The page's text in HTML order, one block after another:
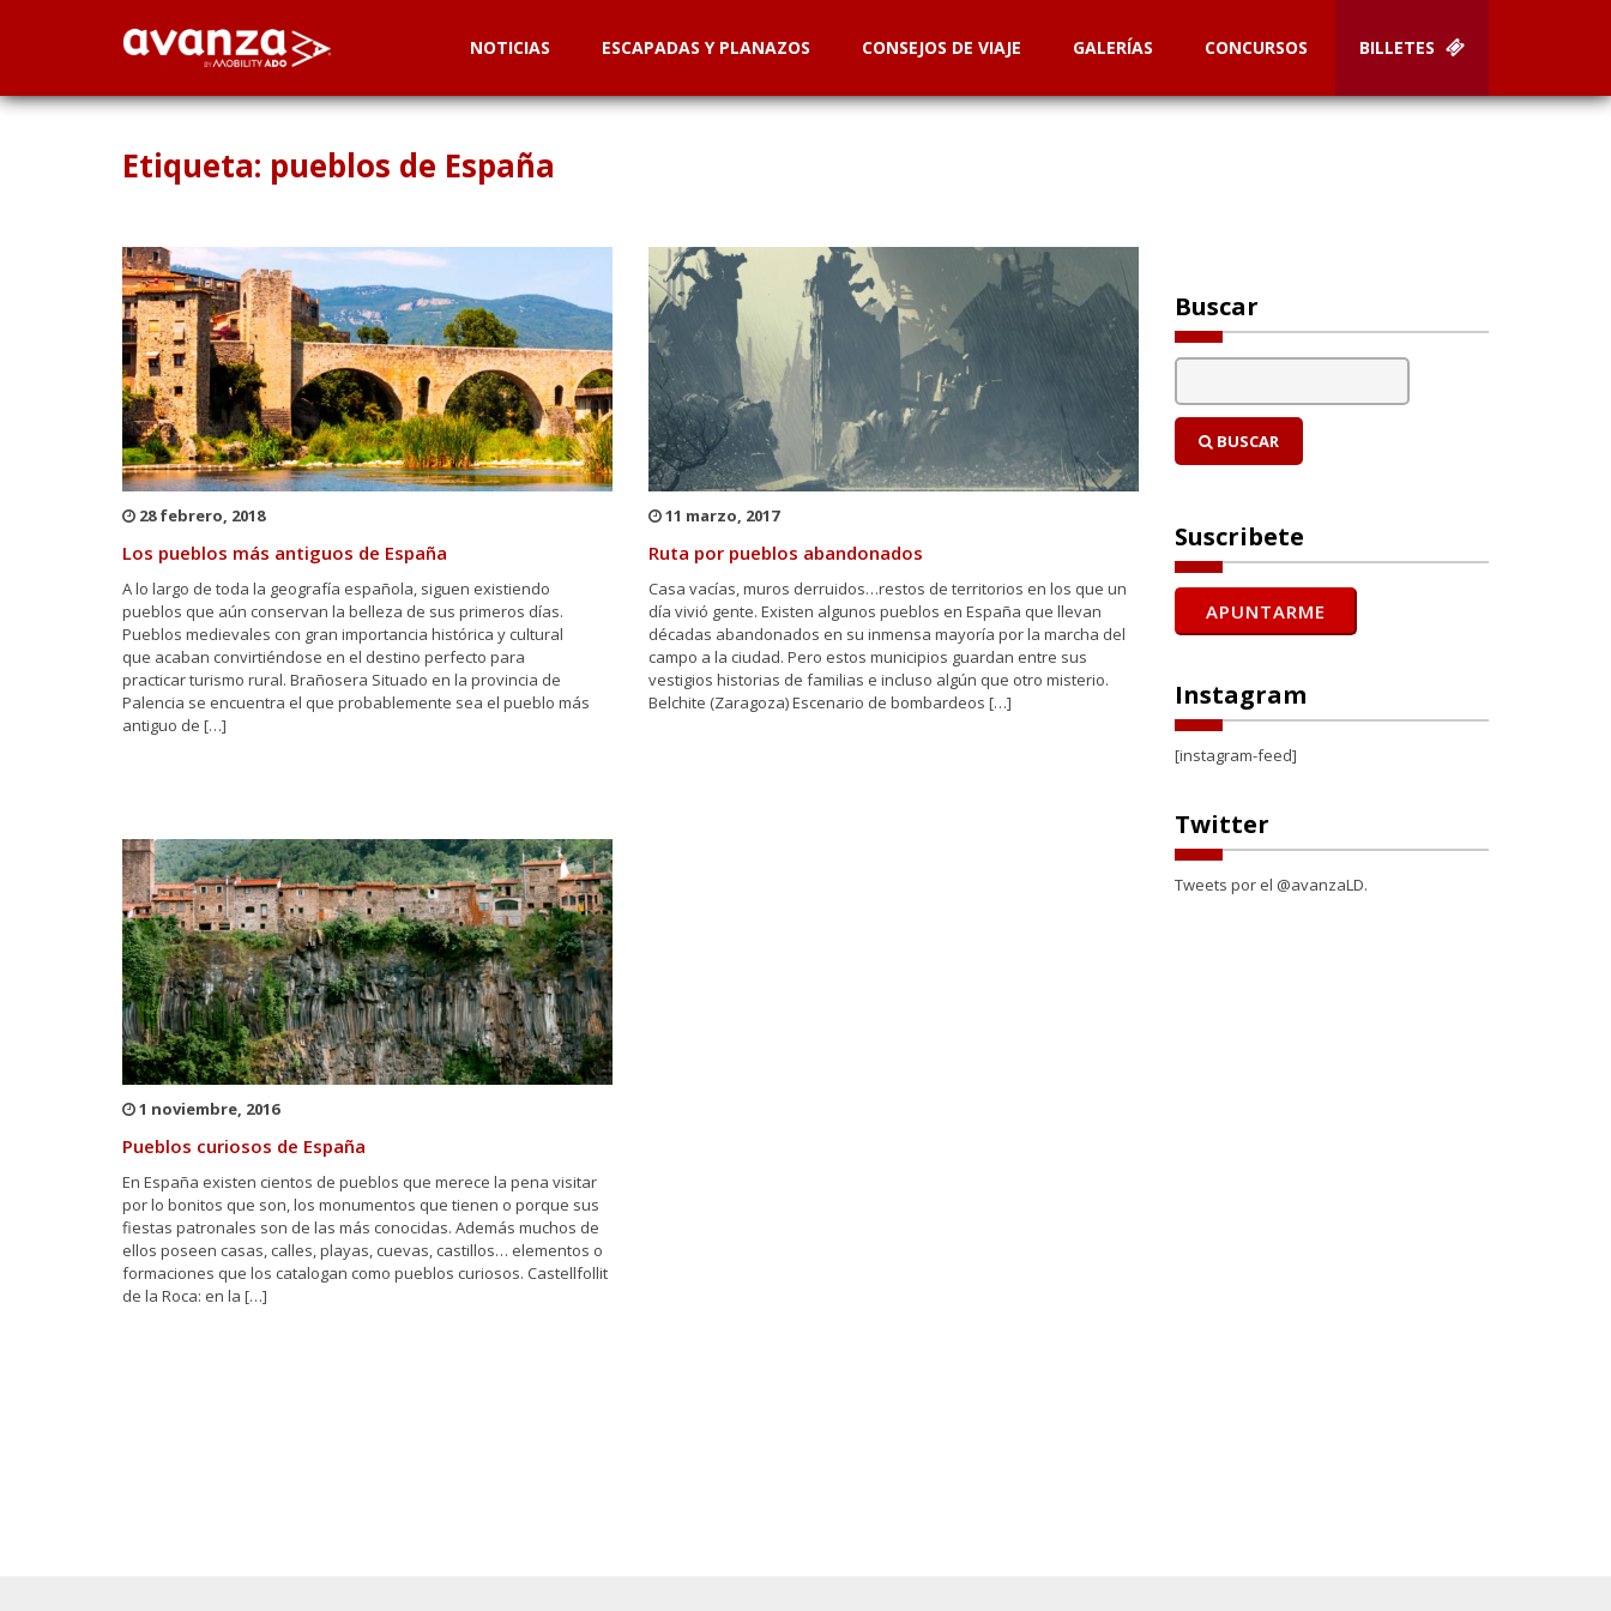
NOTICIAS ESCAPADAS Y PLANAZOS CONSEJOS DE VIAJE GALERÍAS CONCURSOS BILLETES
Etiqueta: pueblos de España
28 febrero, 2018
Los pueblos más antiguos de España
A lo largo de toda la geografía española, siguen existiendo
pueblos que aún conservan la belleza de sus primeros días.
Pueblos medievales con gran importancia histórica y cultural
que acaban convirtiéndose en el destino perfecto para
practicar turismo rural. Brañosera Situado en la provincia de
Palencia se encuentra el que probablemente sea el pueblo más
antiguo de […]
11 marzo, 2017
Ruta por pueblos abandonados
Casa vacías, muros derruidos…restos de territorios en los que un
día vivió gente. Existen algunos pueblos en España que llevan
décadas abandonados en su inmensa mayoría por la marcha del
campo a la ciudad. Pero estos municipios guardan entre sus
vestigios historias de familias e incluso algún que otro misterio.
Belchite (Zaragoza) Escenario de bombardeos […]
1 noviembre, 2016
Pueblos curiosos de España
En España existen cientos de pueblos que merece la pena visitar
por lo bonitos que son, los monumentos que tienen o porque sus
fiestas patronales son de las más conocidas. Además muchos de
ellos poseen casas, calles, playas, cuevas, castillos… elementos o
formaciones que los catalogan como pueblos curiosos. Castellfollit
de la Roca: en la […]
Buscar
BUSCAR
Suscribete
Instagram
[instagram-feed]
Twitter
Tweets por el @avanzaLD.